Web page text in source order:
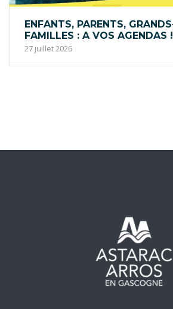
ENFANTS, PARENTS,
FAMILLES : A VOS AGENDAS !
27 juillet 2026